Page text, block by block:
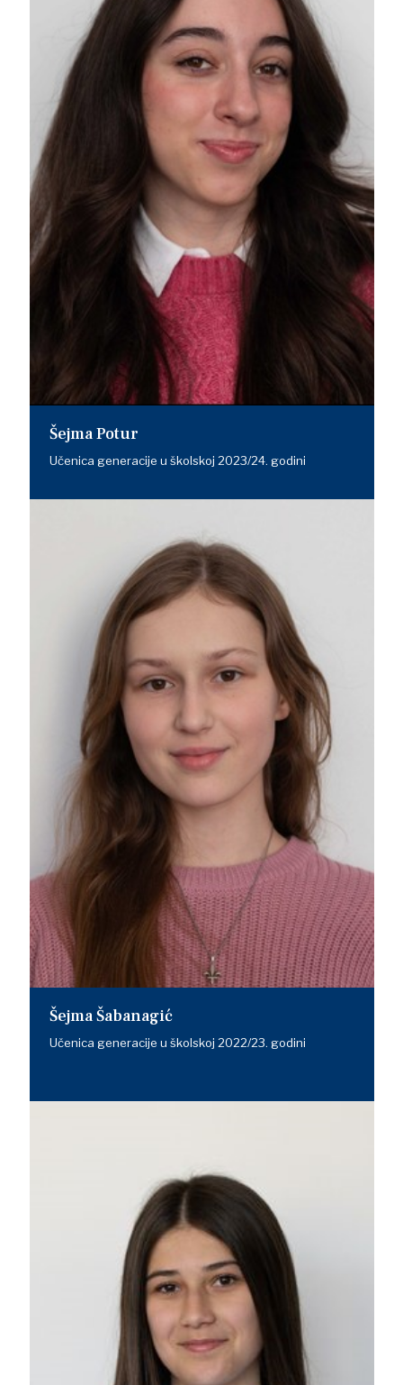
Šejma Potur
Učenica generacije u školskoj 2023/24. godini
Šejma Šabanagić
Učenica generacije u školskoj 2022/23. godini